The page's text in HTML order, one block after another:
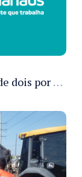
Guarda Municipal de Manaus prende dois por tráfico e resgata ave silvestre em ações nas zonas Leste e Norte